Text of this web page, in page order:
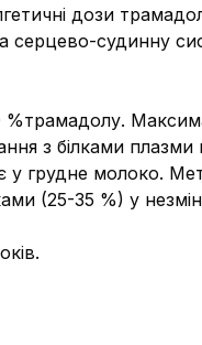
дози
судинну
з білками
грудне молоко.
(25-35 %) у